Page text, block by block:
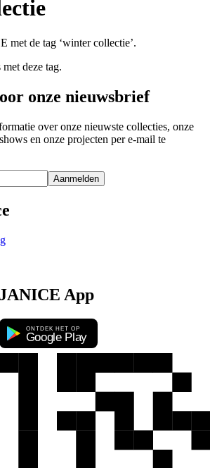
met de tag ‘winter collectie’.
deze tag.
onze nieuwsbrief
over onze nieuwste collecties, onze
en onze projecten per e-mail te
Aanmelden
App